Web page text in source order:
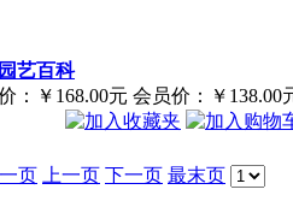
艺百科
：
￥168.00元 会员价： ￥138.00
页 上一页 下一页 最末页